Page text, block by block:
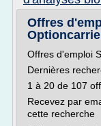
Offres
Offres d'emploi
Dernières
1 à 20 de 107
Recevez par
cette recherche